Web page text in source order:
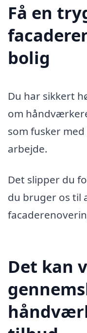
Få en
bolig
Du har sikkert
om
som fusker
arbejde.
Det slipper du
du bruger os til
Det kan